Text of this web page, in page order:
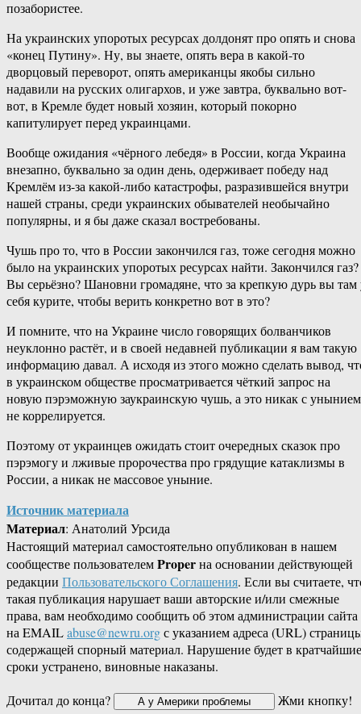
позабористее.
На украинских упоротых ресурсах долдонят про опять и снова
«конец Путину». Ну, вы знаете, опять вера в какой-то
дворцовый переворот, опять американцы якобы сильно
надавили на русских олигархов, и уже завтра, буквально вот-
вот, в Кремле будет новый хозяин, который покорно
капитулирует перед украинцами.
Вообще ожидания «чёрного лебедя» в России, когда Украина
внезапно, буквально за один день, одерживает победу над
Кремлём из-за какой-либо катастрофы, разразившейся внутри
нашей страны, среди украинских обывателей необычайно
популярны, и я бы даже сказал востребованы.
Чушь про то, что в России закончился газ, тоже сегодня можно
было на украинских упоротых ресурсах найти. Закончился газ?
Вы серьёзно? Шановни громадяне, что за крепкую дурь вы там
себя курите, чтобы верить конкретно вот в это?
И помните, что на Украине число говорящих болванчиков
неуклонно растёт, и в своей недавней публикации я вам такую
информацию давал. А исходя из этого можно сделать вывод,
в украинском обществе просматривается чёткий запрос на
новую пэрэможную заукраинскую чушь, а это никак с унынием
не коррелируется.
Поэтому от украинцев ожидать стоит очередных сказок про
пэрэмогу и лживые пророчества про грядущие катаклизмы в
России, а никак не массовое уныние.
Источник материала
Материал: Анатолий Урсида
Настоящий материал самостоятельно опубликован в нашем
сообществе пользователемProperна основании действующей
редакции Пользовательского Соглашения. Если вы считаете,
такая публикация нарушает ваши авторские и/или смежные
права, вам необходимо сообщить об этом администрации сайта
на EMAILabuse@newru.orgс указанием адреса (URL)
содержащей спорный материал. Нарушение будет в кратчайшие
сроки устранено, виновные наказаны.
Дочитал до конца?
Жми кнопку!